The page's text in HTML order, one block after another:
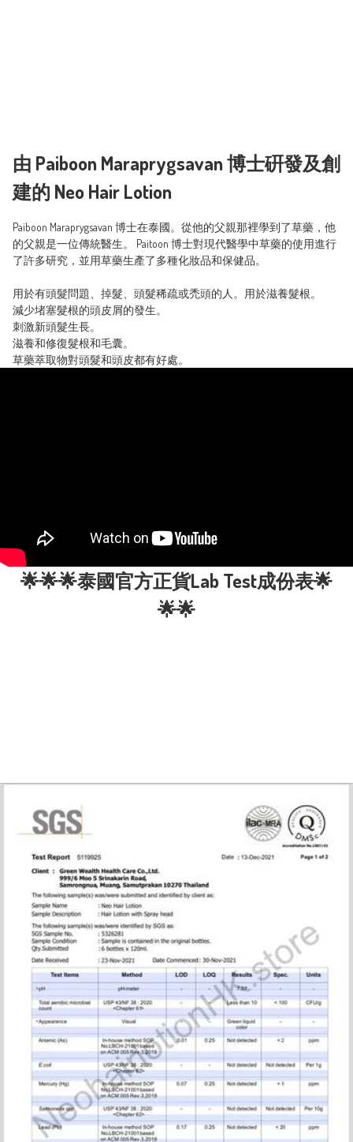
由 Paiboon Maraprygsavan 博士硏發及創
建的 Neo Hair Lotion
Paiboon Maraprygsavan 博士在泰國。從他的父親那裡學到了草藥，他
的父親是一位傳統醫生。 Paitoon 博士對現代醫學中草藥的使用進行
了許多研究，並用草藥生產了多種化妝品和保健品。
用於有頭髮問題、掉髮、頭髮稀疏或禿頭的人。用於滋養髮根。
減少堵塞髮根的頭皮屑的發生。
刺激新頭髮生長。
滋養和修復髮根和毛囊。
草藥萃取物對頭髮和頭皮都有好處。
🌟🌟🌟泰國官方正貨Lab Test成份表🌟
🌟🌟